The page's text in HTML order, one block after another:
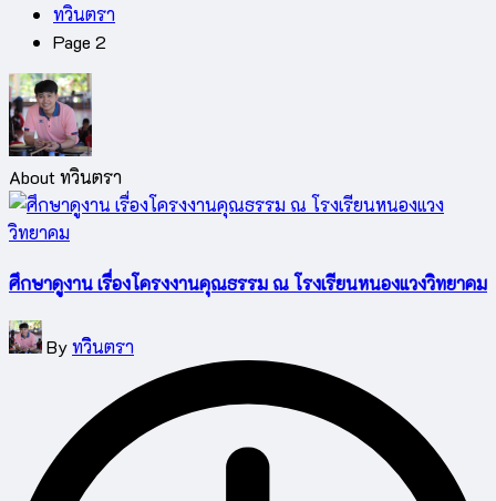
ทวินตรา
Page 2
About ทวินตรา
ศึกษาดูงาน เรื่องโครงงานคุณธรรม ณ โรงเรียนหนองแวงวิทยาคม
Posted
by
Byทวินตรา